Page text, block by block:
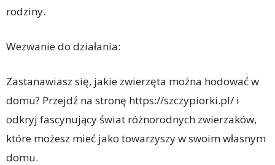
rodziny.
Wezwanie do działania:
Zastanawiasz się, jakie zwierzęta można hodować w
domu? Przejdź na stronę https://szczypiorki.pl/ i
odkryj fascynujący świat różnorodnych zwierzaków,
które możesz mieć jako towarzyszy w swoim własnym
domu.